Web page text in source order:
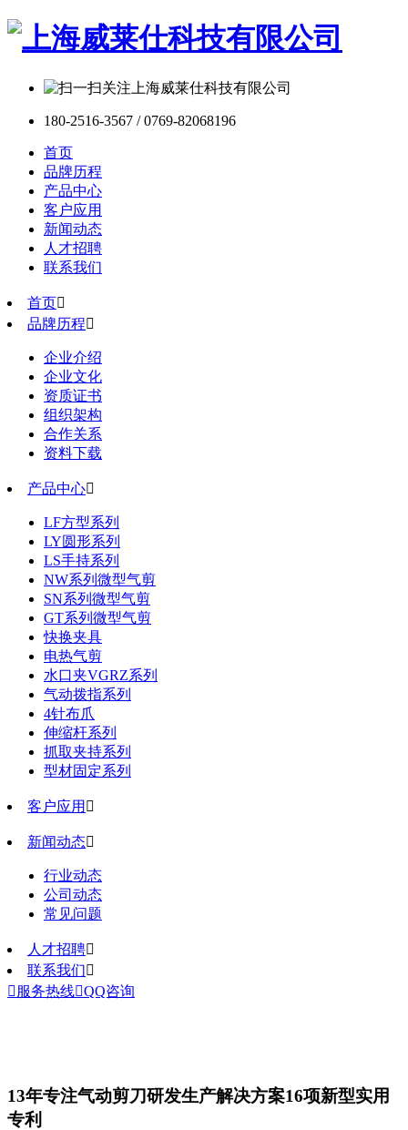
180-2516-3567 / 0769-82068196
首页
品牌历程
产品中心
客户应用
新闻动态
人才招聘
联系我们
首页
品牌历程
企业介绍
企业文化
资质证书
组织架构
合作关系
资料下载
产品中心
LF方型系列
LY圆形系列
LS手持系列
NW系列微型气剪
SN系列微型气剪
GT系列微型气剪
快换夹具
电热气剪
水口夹VGRZ系列
气动拨指系列
4针布爪
伸缩杆系列
抓取夹持系列
型材固定系列
客户应用 
新闻动态
行业动态
公司动态
常见问题
人才招聘
联系我们
 服务热线QQ咨询
13年专注气动剪刀研发生产解决方案16项新型实用
专利